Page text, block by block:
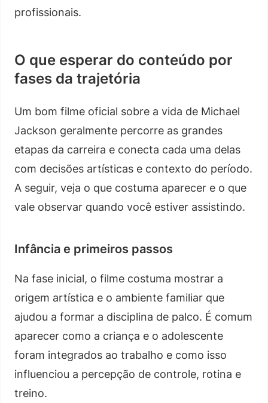
profissionais.
O que esperar do conteúdo por
fases da trajetória
Um bom filme oficial sobre a vida de Michael
Jackson geralmente percorre as grandes
etapas da carreira e conecta cada uma delas
com decisões artísticas e contexto do período.
A seguir, veja o que costuma aparecer e o que
vale observar quando você estiver assistindo.
Infância e primeiros passos
Na fase inicial, o filme costuma mostrar a
origem artística e o ambiente familiar que
ajudou a formar a disciplina de palco. É comum
aparecer como a criança e o adolescente
foram integrados ao trabalho e como isso
influenciou a percepção de controle, rotina e
treino.